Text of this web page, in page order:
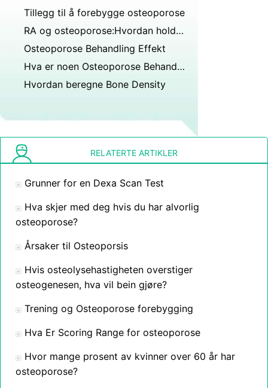
Tillegg til å forebygge osteoporose
RA og osteoporose:Hvordan holde bein sunne
Osteoporose Behandling Effekt
Hva er noen Osteoporose Behandling Alternativer
Hvordan beregne Bone Density
RELATERTE ARTIKLER
Grunner for en Dexa Scan Test
Hva skjer med deg hvis du har alvorlig
osteoporose?
Årsaker til Osteoporsis
Hvis osteolysehastigheten overstiger
osteogenesen, hva vil bein gjøre?
Trening og Osteoporose forebygging
Hva Er Scoring Range for osteoporose
Hvor mange prosent av kvinner over 60 år har
osteoporose?